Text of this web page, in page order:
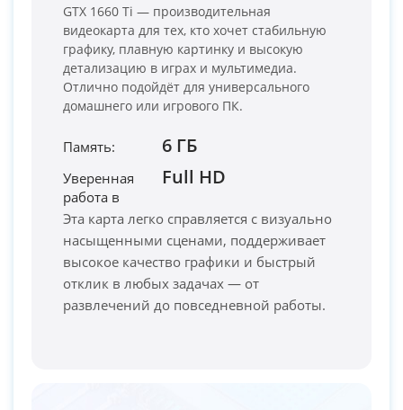
PC-Arena на карте Москвы — Яндекс Карты
GTX 1660 Ti — производительная
видеокарта для тех, кто хочет стабильную
графику, плавную картинку и высокую
детализацию в играх и мультимедиа.
Отлично подойдёт для универсального
домашнего или игрового ПК.
Память: 6 ГБ
Уверенная
работа в
Full HD
Эта карта легко справляется с визуально
насыщенными сценами, поддерживает
высокое качество графики и быстрый
отклик в любых задачах — от
развлечений до повседневной работы.